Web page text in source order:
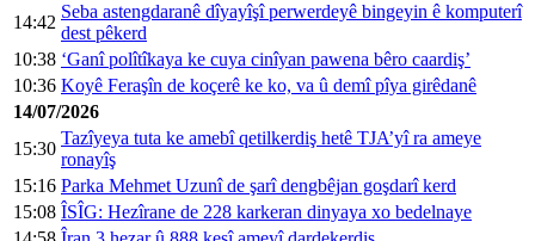
14:42
Seba astengdaranê dîyayîşî perwerdeyê bingeyin ê komputerî
dest pêkerd
10:38 ‘Ganî polîtîkaya ke cuya cinîyan pawena bêro caardiş’
10:36 Koyê Feraşîn de koçerê ke ko, va û demî pîya girêdanê
14/07/2026
15:30
Tazîyeya tuta ke amebî qetilkerdiş hetê TJA’yî ra ameye
ronayîş
15:16 Parka Mehmet Uzunî de şarî dengbêjan goşdarî kerd
15:08 ÎSÎG: Hezîrane de 228 karkeran dinyaya xo bedelnaye